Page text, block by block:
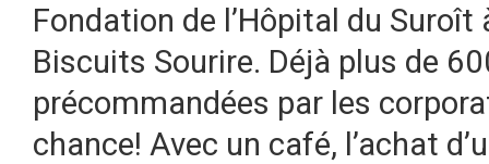
Fondation de l’Hôpital du Suroît
Biscuits Sourire. Déjà plus de
précommandées par les
chance! Avec un café, l’achat